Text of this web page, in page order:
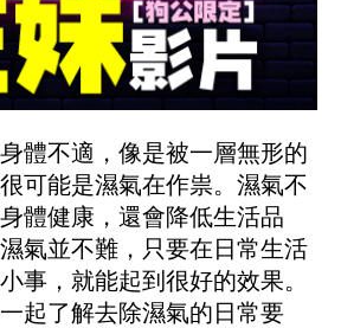
體不適，像是被一層無形的
可能是濕氣在作祟。濕氣不
體健康，還會降低生活品
氣並不難，只要在日常生活
事，就能起到很好的效果。
起了解去除濕氣的日常要